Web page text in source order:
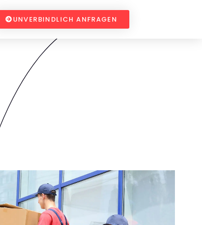
UNVERBINDLICH ANFRAGEN